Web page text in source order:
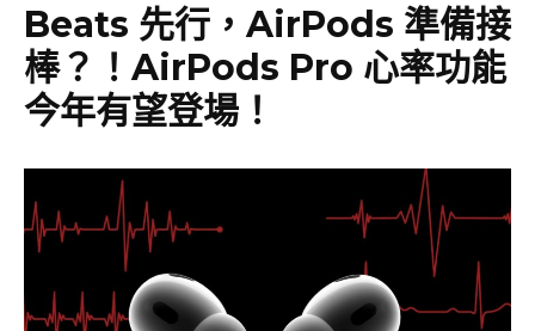
Beats 先行，AirPods 準備接
棒？！AirPods Pro 心率功能
今年有望登場！